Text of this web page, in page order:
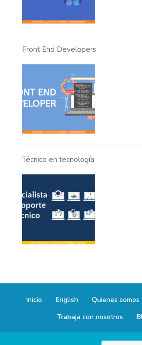
Front End Developers
Técnico en tecnología
Inicio English Quienes somos
Trabaja con nosotros